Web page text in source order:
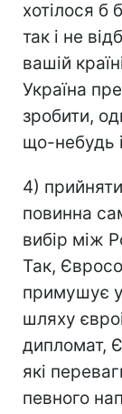
хотілося б
так і не
вашій
Україна
зробити,
що-небудь
4)
повинна
вибір між
Так,
примушує
шляху
дипломат,
які
певного